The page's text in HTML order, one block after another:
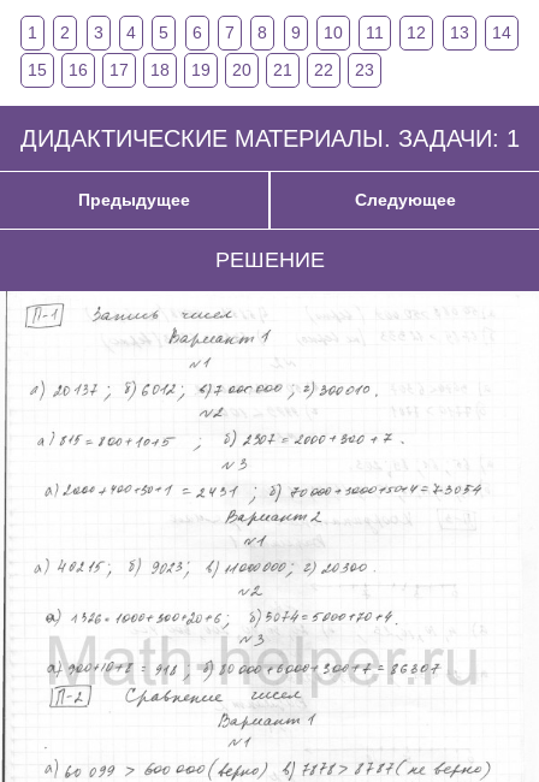
1 2 3 4 5 6 7 8 9 10 11 12 13
14
15
16 17 18 19 20 21 22 23
ДИДАКТИЧЕСКИЕ МАТЕРИАЛЫ. ЗАДАЧИ: 1
Предыдущее Следующее
РЕШЕНИЕ